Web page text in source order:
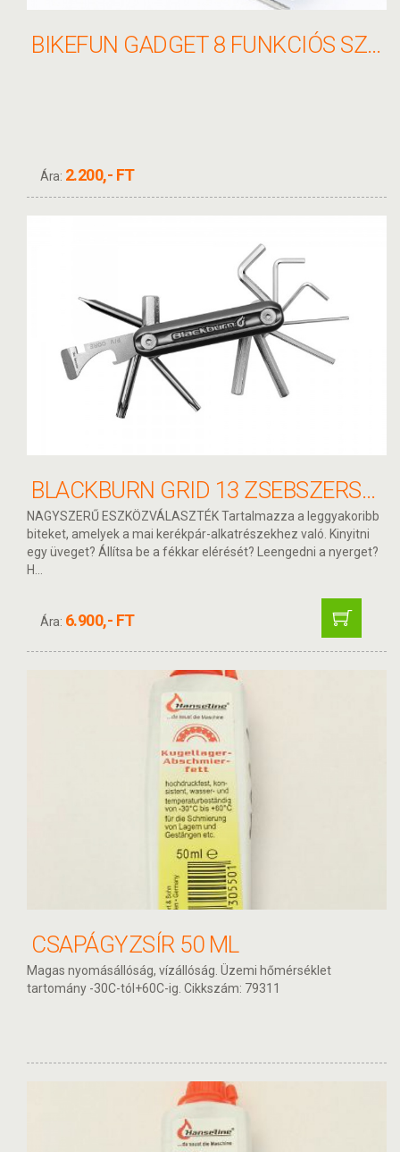
BIKEFUN GADGET 8 FUNKCIÓS SZERSZÁM - FH-02B #KÉZI
Ára: 2.200,- FT
BLACKBURN GRID 13 ZSEBSZERSZÁM
NAGYSZERŰ ESZKÖZVÁLASZTÉK Tartalmazza a leggyakoribb
biteket, amelyek a mai kerékpár-alkatrészekhez való. Kinyitni
egy üveget? Állítsa be a fékkar elérését? Leengedni a nyerget?
H...
Ára: 6.900,- FT
CSAPÁGYZSÍR 50 ML
Magas nyomásállóság, vízállóság. Üzemi hőmérséklet
tartomány -30C-tól+60C-ig. Cikkszám: 79311